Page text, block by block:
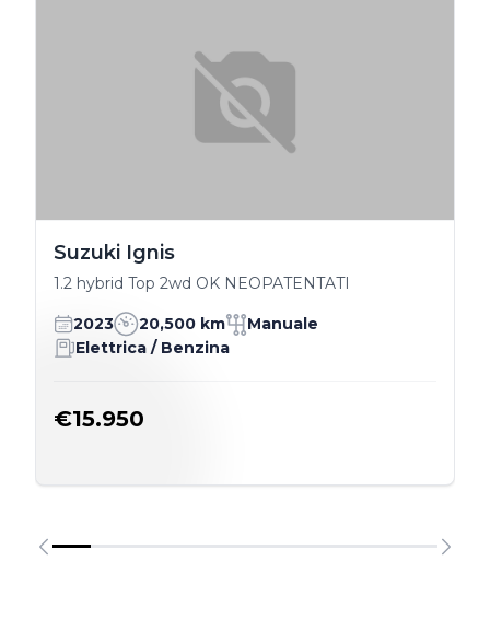
Suzuki Ignis
1.2 hybrid Top 2wd OK NEOPATENTATI
2023 20,500 km
Manuale
Elettrica / Benzina
€15.950